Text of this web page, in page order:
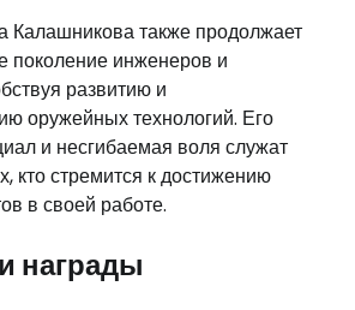
Калашникова также продолжает
поколение инженеров и
развитию и
оружейных технологий. Его
и несгибаемая воля служат
кто стремится к достижению
в своей работе.
награды